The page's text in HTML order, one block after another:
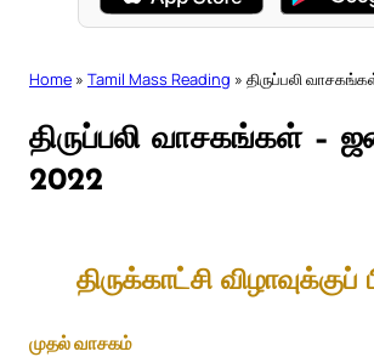
Home » Tamil Mass Reading » திருப்பலி
திருப்பலி வாசகங்கள் –
2022
திருக்காட்சி
முதல் வாசகம்